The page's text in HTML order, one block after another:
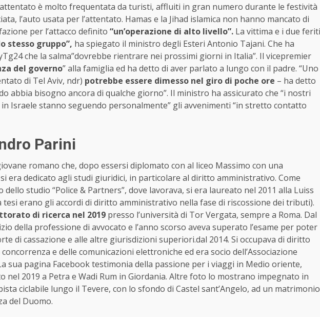
è molto frequentata da turisti, affluiti in gran numero durante le festività
l’auto usata per l’attentato. Hamas e la Jihad islamica non hanno mancato di
per l’attacco definito “un’operazione di alto livello”. La vittima e i due feriti
stesso gruppo”, ha spiegato il ministro degli Esteri Antonio Tajani. Che ha
che la salma”dovrebbe rientrare nei prossimi giorni in Italia”. Il vicepremier
del governo” alla famiglia ed ha detto di aver parlato a lungo con il padre. “Uno
di Tel Aviv, ndr) potrebbe essere dimesso nel giro di poche ore – ha detto
abbia bisogno ancora di qualche giorno”. Il ministro ha assicurato che “i nostri
Israele stanno seguendo personalmente” gli avvenimenti “in stretto contatto
Parini
romano che, dopo essersi diplomato con al liceo Massimo con una
era dedicato agli studi giuridici, in particolare al diritto amministrativo. Come
studio “Police & Partners”, dove lavorava, si era laureato nel 2011 alla Luiss
tesi erano gli accordi di diritto amministrativo nella fase di riscossione dei tributi).
di ricerca nel 2019 presso l’università di Tor Vergata, sempre a Roma. Dal
della professione di avvocato e l’anno scorso aveva superato l’esame per poter
di cassazione e alle altre giurisdizioni superiori.dal 2014. Si occupava di diritto
e delle comunicazioni elettroniche ed era socio dell’Associazione
sua pagina Facebook testimonia della passione per i viaggi in Medio oriente,
nel 2019 a Petra e Wadi Rum in Giordania. Altre foto lo mostrano impegnato in
ciclabile lungo il Tevere, con lo sfondo di Castel sant’Angelo, ad un matrimonio
del Duomo.